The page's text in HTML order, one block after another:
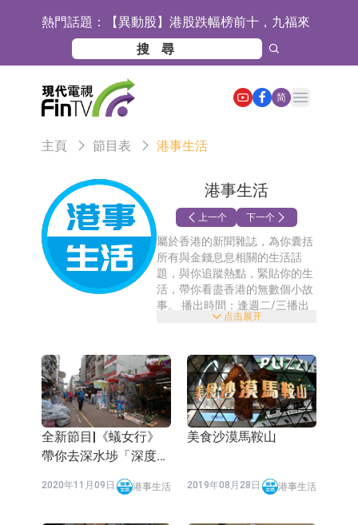
熱門話題： 【異動股】港股跌幅榜前十，九福來
(08611.HK)跌21.43%，天瑞汽車内飾
(06162.HK)跌18.44%
【異動股】港股漲幅榜前十，佳明集
團控股(01271.HK)漲+78.22%，拿森
科技(02261.HK)漲+64.11%
斯迪克：公司為國內摺疊屏核心功能
材料供應商
恒瑞醫藥：公司已在中國獲批上市26
款1類創新藥、6款2類新藥
聚辰股份：公司VPD芯片已順利通過
目標客戶的測試認證
上期所：7月份對11個實際控制關系
賬戶組採取限制開倉的監管措施
特發服務：成功中標嗶哩嗶哩上海濱
江總部物業服務項目
亞太股份：公司是零跑汽車和
Stellantis集團的供應商
理工雷科面向邊緣AI場景推出"山
海"系列智算模組 系列產品基於國產
【異動股】醫療研發外包板塊拉升，
依米康：海外交付以東南亞、中東市
場為主 並已取得歐美相關認證
上交所：財通多策略福鑫定期開放靈
活配置混合型發起式證券投資基金臨
上交所：景順長城全球半導體芯片產
简
Open main menu
主頁 節目表 港事生活
港事生活
上一个 下一个
屬於香港的新聞雜誌，為你囊括
所有與金錢息息相關的生活話
題，與你追蹤熱點，緊貼你的生
活，帶你看盡香港的無數個小故
事。 播出時間：逢週二/三播出
点击展开
全新節目|《蟻女行》
帶你去深水埗「深度
遊」 玩足一日都唔洗
200蚊
2020年11月09日 港事生活
美食沙漠馬鞍山
2019年08月28日 港事生活